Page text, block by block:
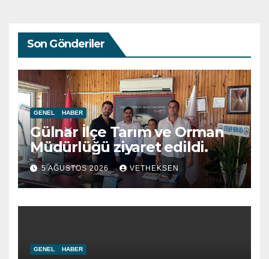
Son Gönderiler
GENEL HABER
Gülnar İlçe Tarım ve Orman
Müdürlüğü ziyaret edildi.
5 AĞUSTOS 2026 VETHEKSEN
GENEL HABER